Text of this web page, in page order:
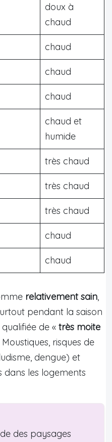
doux à
chaud
chaud
chaud
chaud
chaud et
humide
très chaud
très chaud
très chaud
chaud
chaud
relativement sain,
pendant la saison
de « très moite
risques de
dengue) et
dans les logements
des paysages